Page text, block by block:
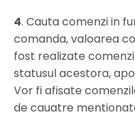
4. Cauta comenzi in
comanda, valoarea
fost realizate
statusul acestora,
Vor fi afisate
de cauatre